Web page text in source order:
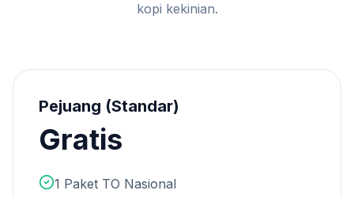
kopi kekinian.
Pejuang (Standar)
Gratis
1 Paket TO Nasional